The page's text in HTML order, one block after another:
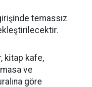
temassız
kitap kafe,
ve
göre